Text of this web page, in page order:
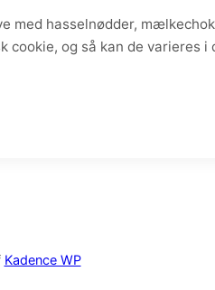
med hasselnødder,
og så kan de varieres
Kadence WP